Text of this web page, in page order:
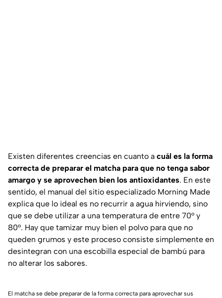
Existen diferentes creencias en cuanto a cuál es la forma
correcta de preparar el matcha para que no tenga sabor
amargo y se aprovechen bien los antioxidantes. En este
sentido, el manual del sitio especializado Morning Made
explica que lo ideal es no recurrir a agua hirviendo, sino
que se debe utilizar a una temperatura de entre 70° y
80°. Hay que tamizar muy bien el polvo para que no
queden grumos y este proceso consiste simplemente en
desintegran con una escobilla especial de bambú para
no alterar los sabores.
El matcha se debe preparar de la forma correcta para aprovechar sus